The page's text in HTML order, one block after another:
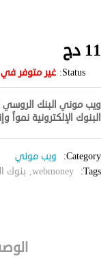
11 دج
Status: غير متوفر
ويب موني البنك الروسي
البنوك الإلكترونية نمواً
Category:
ويب موني
Tags:
webmoney
, بنوك